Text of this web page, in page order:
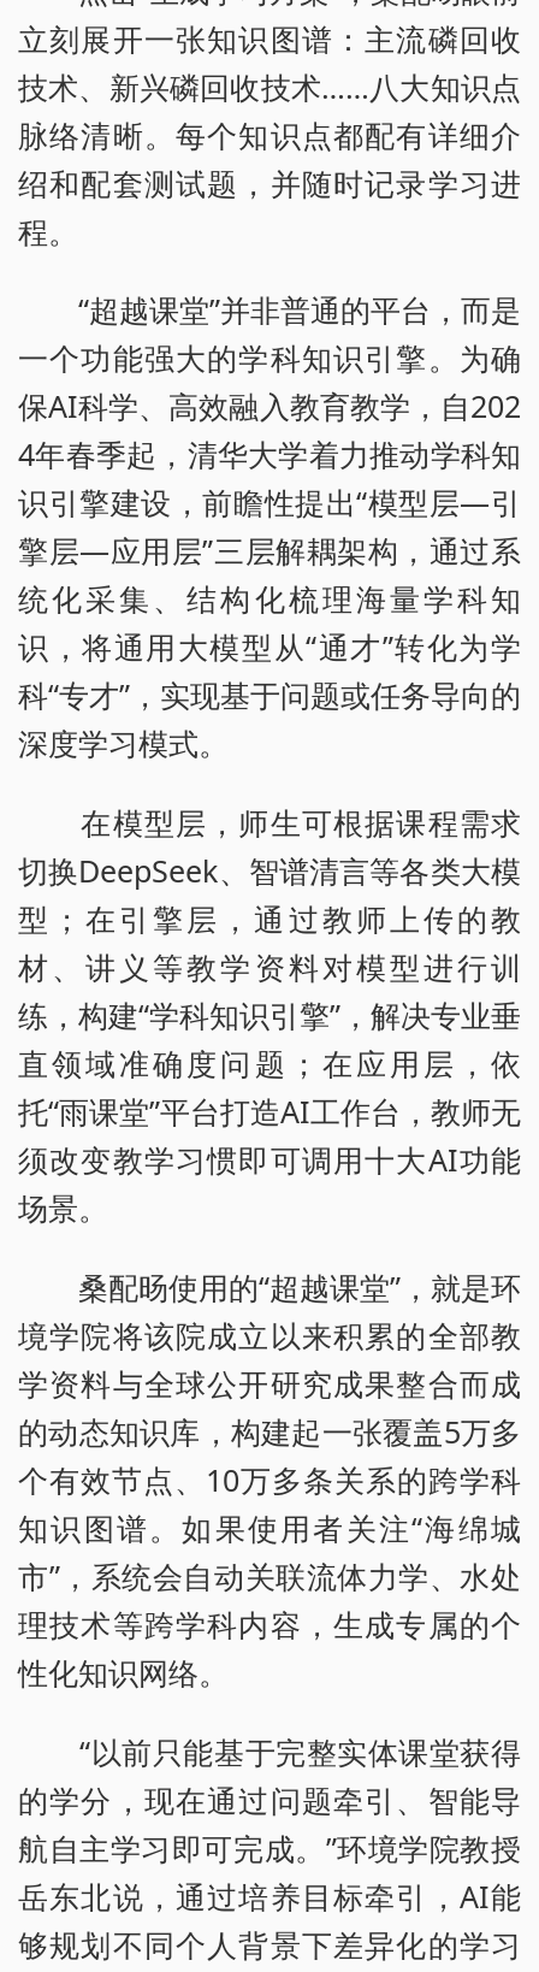
立刻展开一张知识图谱：主流磷回收
技术、新兴磷回收技术……八大知识点
脉络清晰。每个知识点都配有详细介
绍和配套测试题，并随时记录学习进
程。
“超越课堂”并非普通的平台，而是
一个功能强大的学科知识引擎。为确
保AI科学、高效融入教育教学，自202
4年春季起，清华大学着力推动学科知
识引擎建设，前瞻性提出“模型层—引
擎层—应用层”三层解耦架构，通过系
统化采集、结构化梳理海量学科知
识，将通用大模型从“通才”转化为学
科“专才”，实现基于问题或任务导向的
深度学习模式。
在模型层，师生可根据课程需求
切换DeepSeek、智谱清言等各类大模
型；在引擎层，通过教师上传的教
材、讲义等教学资料对模型进行训
练，构建“学科知识引擎”，解决专业垂
直领域准确度问题；在应用层，依
托“雨课堂”平台打造AI工作台，教师无
须改变教学习惯即可调用十大AI功能
场景。
桑配旸使用的“超越课堂”，就是环
境学院将该院成立以来积累的全部教
学资料与全球公开研究成果整合而成
的动态知识库，构建起一张覆盖5万多
个有效节点、10万多条关系的跨学科
知识图谱。如果使用者关注“海绵城
市”，系统会自动关联流体力学、水处
理技术等跨学科内容，生成专属的个
性化知识网络。
“以前只能基于完整实体课堂获得
的学分，现在通过问题牵引、智能导
航自主学习即可完成。”环境学院教授
岳东北说，通过培养目标牵引，AI能
够规划不同个人背景下差异化的学习